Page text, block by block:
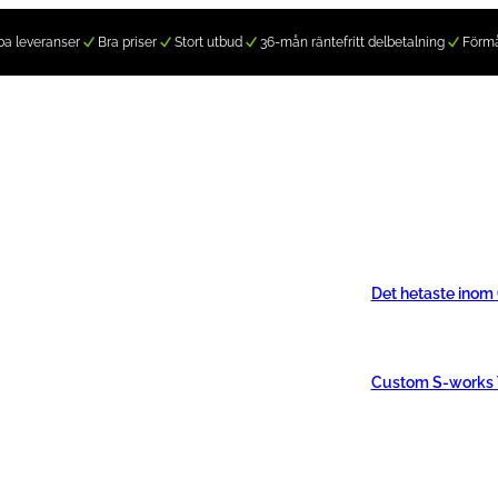
leveranser Bra priser Stort utbud 36-mån räntefritt delbetalning
Det hetaste inom
Custom S-works